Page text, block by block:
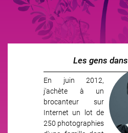
Les gens dans
En juin 2012,
j'achète à un
brocanteur sur
Internet un lot de
250 photographies